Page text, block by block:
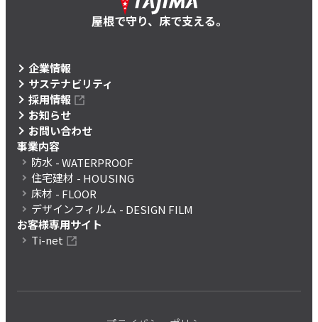
屋根で守り、床で支える。
企業情報
サステナビリティ
採用情報
お知らせ
お問い合わせ
事業内容
防水 - WATERPROOF
住宅建材 - HOUSING
床材 - FLOOR
デザインフィルム - DESIGN FILM
お客様専用サイト
Ti-net